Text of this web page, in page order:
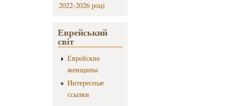
2022-2026 році
Еврейський
світ
Еврейские
женщины
Интересные
ссылки